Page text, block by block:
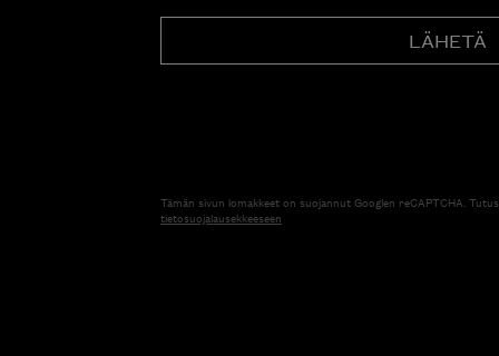
Tämän sivun lomakkeet on suojannut Googlen reCAPTCHA.
tietosuojalausekkeeseen